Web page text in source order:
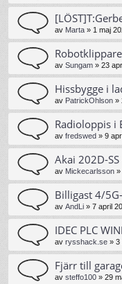
av Marta » 1 maj
av Sungam » 23
Hissbygge i
av PatrickOhlson »
Radioloppis i
av fredswed » 9
Akai 202D-
av Mickecarlsson »
Billigast 4/
av AndLi » 7 april
IDEC PLC
av rysshack.se » 3
Fjärr till
av steffo100 » 29